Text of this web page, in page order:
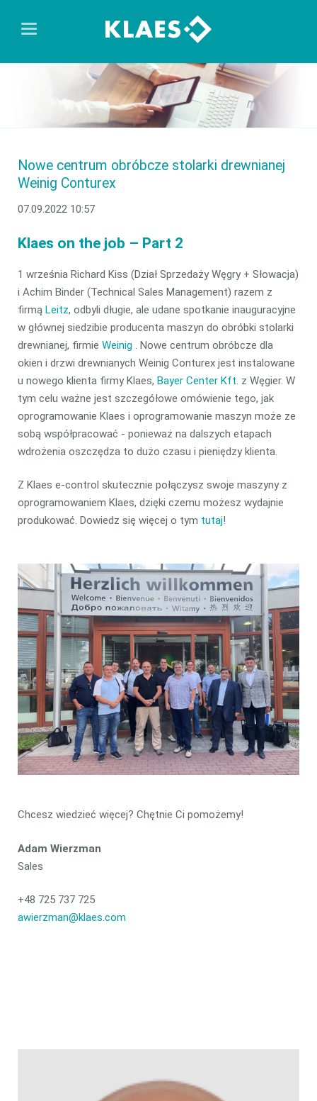
Nowe centrum obróbcze stolarki drewnianej
Weinig Conturex
07.09.2022 10:57
Klaes on the job – Part 2
1 września Richard Kiss (Dział Sprzedaży Węgry + Słowacja)
i Achim Binder (Technical Sales Management) razem z
firmą Leitz, odbyli długie, ale udane spotkanie inauguracyjne
w głównej siedzibie producenta maszyn do obróbki stolarki
drewnianej, firmie Weinig . Nowe centrum obróbcze dla
okien i drzwi drewnianych Weinig Conturex jest instalowane
u nowego klienta firmy Klaes, Bayer Center Kft. z Węgier. W
tym celu ważne jest szczegółowe omówienie tego, jak
oprogramowanie Klaes i oprogramowanie maszyn może ze
sobą współpracować - ponieważ na dalszych etapach
wdrożenia oszczędza to dużo czasu i pieniędzy klienta.
Z Klaes e-control skutecznie połączysz swoje maszyny z
oprogramowaniem Klaes, dzięki czemu możesz wydajnie
produkować. Dowiedz się więcej o tym tutaj!
Chcesz wiedzieć więcej? Chętnie Ci pomożemy!
Adam Wierzman
Sales
+48 725 737 725
awierzman@klaes.com